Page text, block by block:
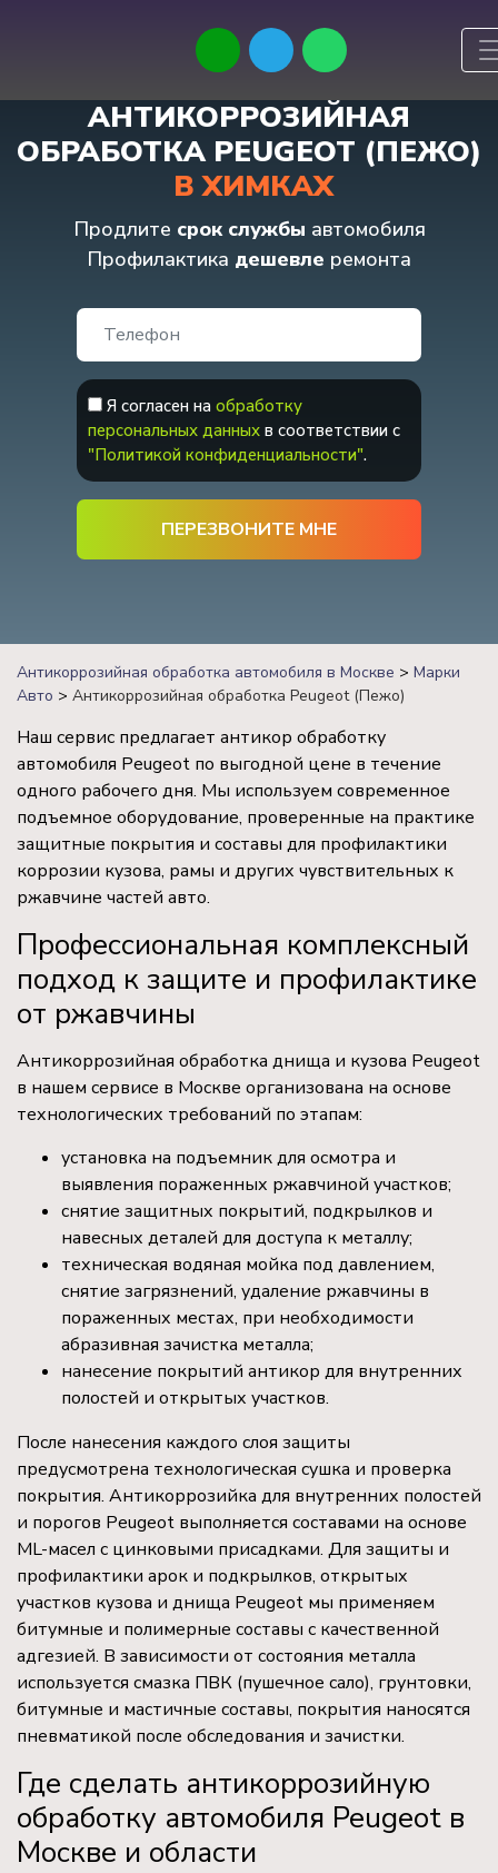
АНТИКОРРОЗИЙНАЯ
ОБРАБОТКА PEUGEOT (ПЕЖО)
В ХИМКАХ
Продлите срок службы автомобиля
Профилактика дешевле ремонта
Я согласен на обработку
персональных данных в соответствии с
"Политикой конфиденциальности".
Антикоррозийная обработка автомобиля в Москве > Марки
Авто > Антикоррозийная обработка Peugeot (Пежо)
Наш сервис предлагает антикор обработку
автомобиля Peugeot по выгодной цене в течение
одного рабочего дня. Мы используем современное
подъемное оборудование, проверенные на практике
защитные покрытия и составы для профилактики
коррозии кузова, рамы и других чувствительных к
ржавчине частей авто.
Профессиональная комплексный
подход к защите и профилактике
от ржавчины
Антикоррозийная обработка днища и кузова Peugeot
в нашем сервисе в Москве организована на основе
технологических требований по этапам:
установка на подъемник для осмотра и
выявления пораженных ржавчиной участков;
снятие защитных покрытий, подкрылков и
навесных деталей для доступа к металлу;
техническая водяная мойка под давлением,
снятие загрязнений, удаление ржавчины в
пораженных местах, при необходимости
абразивная зачистка металла;
нанесение покрытий антикор для внутренних
полостей и открытых участков.
После нанесения каждого слоя защиты
предусмотрена технологическая сушка и проверка
покрытия. Антикоррозийка для внутренних полостей
и порогов Peugeot выполняется составами на основе
ML-масел с цинковыми присадками. Для защиты и
профилактики арок и подкрылков, открытых
участков кузова и днища Peugeot мы применяем
битумные и полимерные составы с качественной
адгезией. В зависимости от состояния металла
используется смазка ПВК (пушечное сало), грунтовки,
битумные и мастичные составы, покрытия наносятся
пневматикой после обследования и зачистки.
Где сделать антикоррозийную
обработку автомобиля Peugeot в
Москве и области